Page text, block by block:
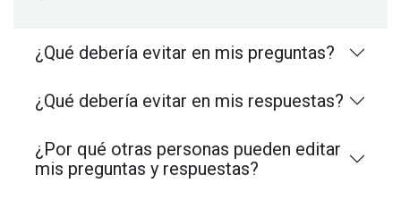
¿Qué debería evitar en mis preguntas?
¿Qué debería evitar en mis respuestas?
¿Por qué otras personas pueden editar
mis preguntas y respuestas?